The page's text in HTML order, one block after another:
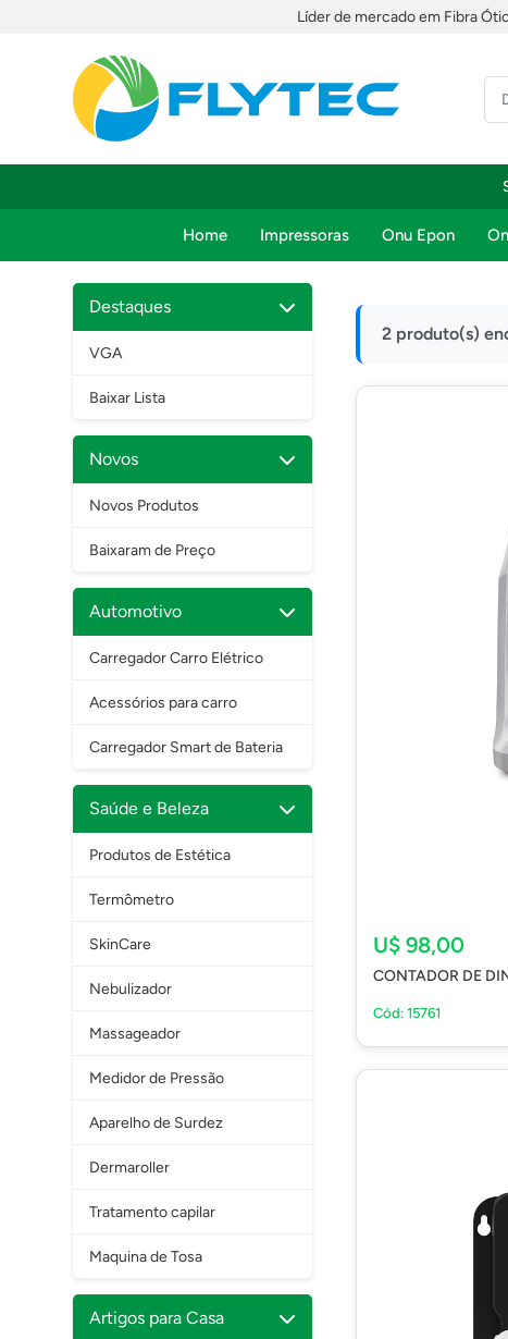
Líder de mercado em Fibra
Home Impressoras Onu Epon
Destaques
VGA
Baixar Lista
Novos
Novos Produtos
Baixaram de Preço
Automotivo
Carregador Carro Elétrico
Acessórios para carro
Carregador Smart de Bateria
Saúde e Beleza
Produtos de Estética
Termômetro
SkinCare
Nebulizador
Massageador
Medidor de Pressão
Aparelho de Surdez
Dermaroller
Tratamento capilar
Maquina de Tosa
Artigos para Casa
2 produto(s)
U$ 98,00
CONTADOR DE
Cód: 15761